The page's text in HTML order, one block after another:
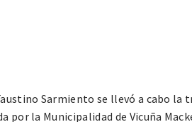
Sarmiento se llevó a cabo la
por la Municipalidad de Vicuña